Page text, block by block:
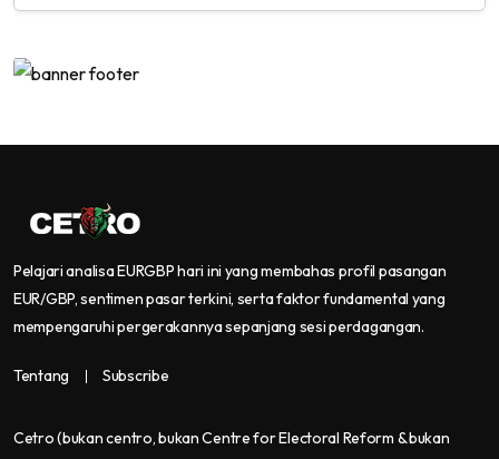
Pelajari analisa EURGBP hari ini yang membahas profil pasangan
EUR/GBP, sentimen pasar terkini, serta faktor fundamental yang
mempengaruhi pergerakannya sepanjang sesi perdagangan.
Tentang Subscribe
Cetro(bukan centro, bukan Centre for Electoral Reform & bukan